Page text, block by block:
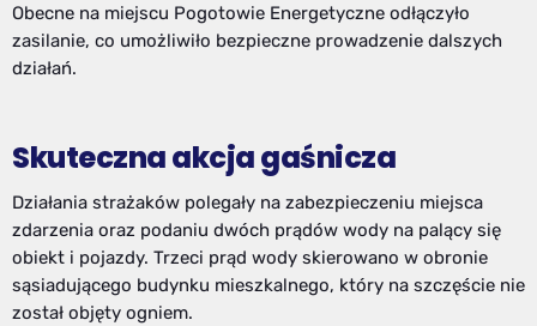
Obecne na miejscu Pogotowie Energetyczne odłączyło
zasilanie, co umożliwiło bezpieczne prowadzenie dalszych
działań.
Skuteczna akcja gaśnicza
Działania strażaków polegały na zabezpieczeniu miejsca
zdarzenia oraz podaniu dwóch prądów wody na palący się
obiekt i pojazdy. Trzeci prąd wody skierowano w obronie
sąsiadującego budynku mieszkalnego, który na szczęście nie
został objęty ogniem.